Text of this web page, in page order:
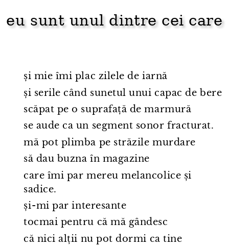
eu sunt unul dintre cei care
și mie îmi plac zilele de iarnă
și serile când sunetul unui capac de bere
scăpat pe o suprafață de marmură
se aude ca un segment sonor fracturat.
mă pot plimba pe străzile murdare
să dau buzna în magazine
care îmi par mereu melancolice și
sadice.
și⁠-⁠mi par interesante
tocmai pentru că mă gândesc
că nici alții nu pot dormi ca tine